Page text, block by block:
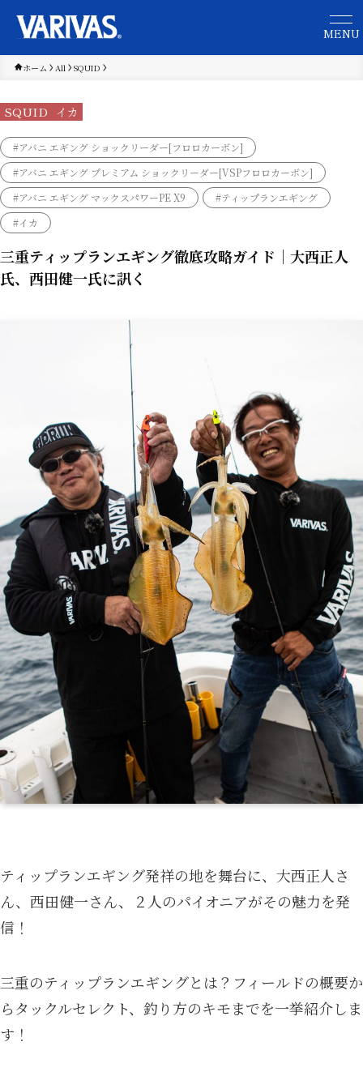
ホーム All SQUID
SQUID イカ
#アバニ エギング ショックリーダー[フロロカーボン]
#アバニ エギング プレミアム ショックリーダー[VSPフロロカーボン]
#アバニ エギング マックスパワーPE X9
#ティップランエギング
#イカ
三重ティップランエギング徹底攻略ガイド｜大西正人
氏、西田健一氏に訊く
ティップランエギング発祥の地を舞台に、大西正人さ
ん、西田健一さん、２人のパイオニアがその魅力を発
信！
三重のティップランエギングとは？フィールドの概要か
らタックルセレクト、釣り方のキモまでを一挙紹介しま
す！